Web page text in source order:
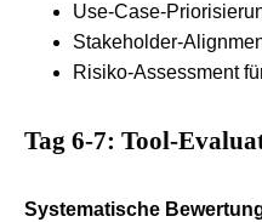
Use-Case-
Stakeholder-
Risiko-Assessment
Tag 6-7: Tool-
Systematische